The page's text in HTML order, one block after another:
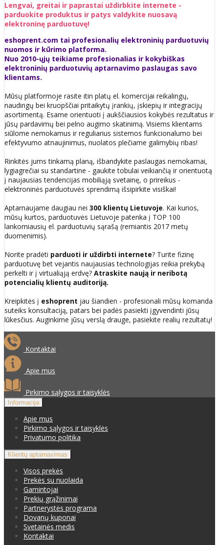
Lengvai, greitai ir paprastai uždirbkite internete -
parduokite produktus ir patys valdykite nuosavą
elektroninę parduotuvę!
eshoprent.com tai profesionalių elektroninių parduotuvių
nuomos ir kūrimo platforma.
Nuo 2010-ųjų teikiame profesionalias ir kokybiškas
elektroninių parduotuvių aptarnavimo paslaugas savo
klientams.
Mūsų platformoje rasite itin platų el. komercijai reikalingų,
naudingų bei kruopščiai pritaikytų įrankių, įskiepių ir integracijų
asortimentą. Esame orientuoti į aukščiausios kokybės rezultatus ir
jūsų pardavimų bei pelno augimo skatinimą. Visiems klientams
siūlome nemokamus ir reguliarius sistemos funkcionalumo bei
efektyvumo atnaujinimus, nuolatos plečiame galimybių ribas!
Rinkitės jums tinkamą planą, išbandykite paslaugas nemokamai,
lygiagrečiai su standartine - gaukite tobulai veikiančią ir orientuotą
į naujausias tendencijas mobiliąją svetainę, o prireikus -
elektroninės parduotuvės sprendimą išsipirkite visiškai!
Aptarnaujame daugiau nei 300 klientų Lietuvoje. Kai kurios,
mūsų kurtos, parduotuvės Lietuvoje patenka į TOP 100
lankomiausių el. parduotuvių sąrašą (remiantis 2017 metų
duomenimis).
Norite pradėti parduoti ir uždirbti internete? Turite fizinę
parduotuvę bet vejantis naujausias technologijas reikia prekybą
perkelti ir į virtualiąją erdvę? Atraskite naują ir neribotą
potencialių klientų auditoriją.
Kreipkitės į eshoprent jau šiandien - profesionali mūsų komanda
suteiks konsultaciją, patars bei padės pasiekti įgyvendinti jūsų
lūkesčius. Auginkime jūsų verslą drauge, pasiekite realių rezultatų!
Kontaktai
Apie mus
Pirkimo sąlygos ir taisyklės
Informacija
Apie mus
Pirkimo sąlygos ir taisyklės
Privatumo politika
Klientų aptarnavimas
Visos prekės
Prekės su nuolaida
Gamintojai
Prekių grąžinimai
Partnerystės programa
Dovanų kuponai
Svetainės medis
Kontaktai